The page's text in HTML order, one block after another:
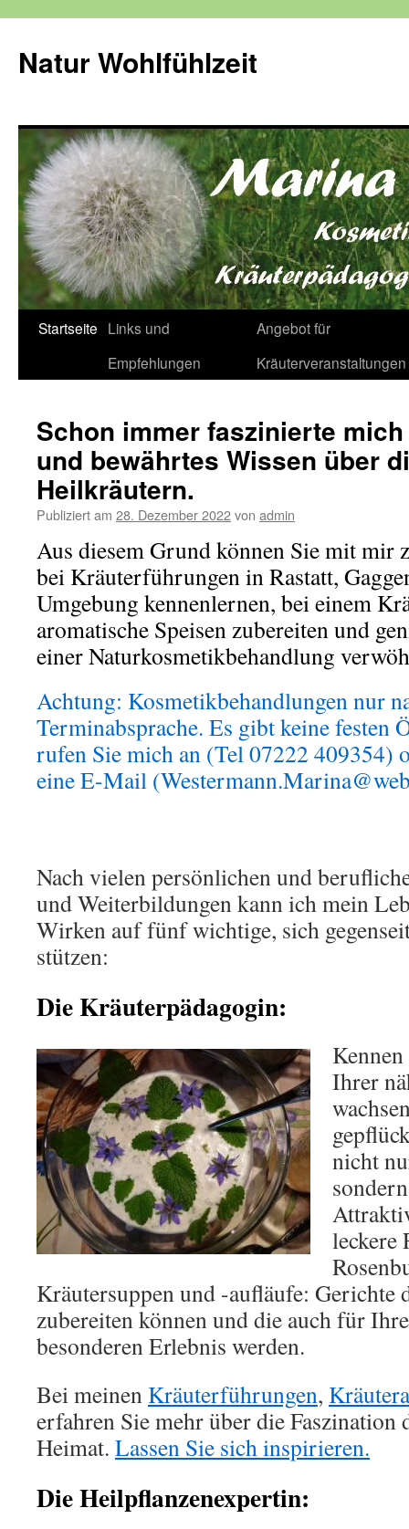
Natur Wohlfühlzeit
Zum
Startseite Links und
Empfehlungen
Angebot für
Kräuterveranstaltungen
Schon immer faszinierte
und bewährtes Wissen über
Heilkräutern.
Publiziert am 28. Dezember 2022von admin
Aus diesem Grund können Sie mit mir
bei Kräuterführungen in Rastatt,
Umgebung kennenlernen, bei einem
aromatische Speisen zubereiten und
einer Naturkosmetikbehandlung
Achtung: Kosmetikbehandlungen nur
Terminabsprache. Es gibt keine festen
rufen Sie mich an (Tel 07222 409354)
eine E-Mail
Nach vielen persönlichen und
und Weiterbildungen kann ich mein
Wirken auf fünf wichtige, sich
stützen:
Die Kräuterpädagogin:
Ihrer
nicht
leckere
Kräutersuppen und -aufläufe: Gerichte
zubereiten können und die auch für
besonderen Erlebnis werden.
Bei meinen Kräuterführungen,
erfahren Sie mehr über die Faszination
Heimat. Lassen Sie sich inspirieren.
Die Heilpflanzenexpertin: